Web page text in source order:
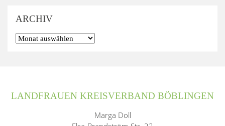
ARCHIV
LANDFRAUEN KREISVERBAND BÖBLINGEN
Marga Doll